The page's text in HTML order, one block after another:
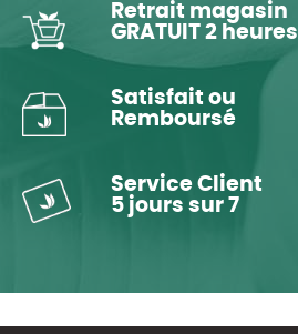
Retrait magasin
GRATUIT 2 heures
Satisfait ou
Remboursé
Service Client
5 jours sur 7